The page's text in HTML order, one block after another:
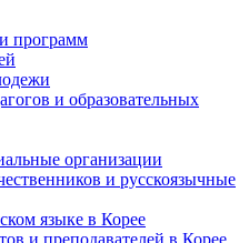
программ
и образовательных
организации
и русскоязычные
языке в Корее
и преподавателей в Корее